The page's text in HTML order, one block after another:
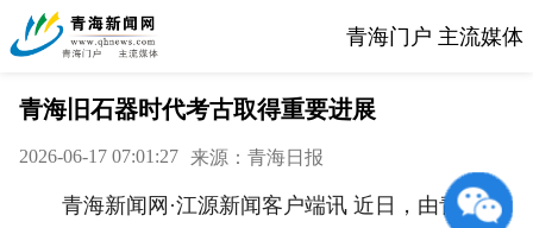
青海门户 主流媒体
青海旧石器时代考古取得重要进展
2026-06-17 07:01:27 来源：青海日报
青海新闻网·江源新闻客户端讯 近日，由青海省